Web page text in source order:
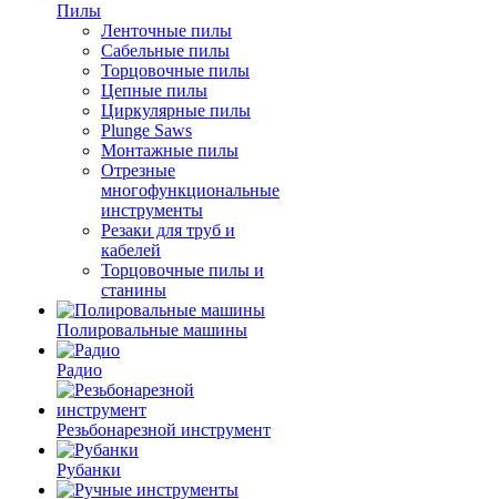
Пилы
Ленточные пилы
Сабельные пилы
Торцовочные пилы
Цепные пилы
Циркулярные пилы
Plunge Saws
Монтажные пилы
Отрезные
многофункциональные
инструменты
Резаки для труб и
кабелей
Торцовочные пилы и
станины
Полировальные машины
Радио
Резьбонарезной инструмент
Рубанки